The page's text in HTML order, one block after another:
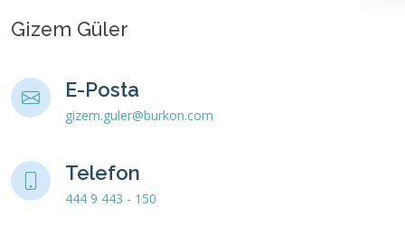
Gizem Güler
E-Posta
gizem.guler@burkon.com
Telefon
444 9 443 - 150